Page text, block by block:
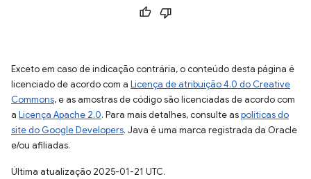
Exceto em caso de indicação contrária, o conteúdo desta página é
licenciado de acordo com a Licença de atribuição 4.0 do Creative
Commons, e as amostras de código são licenciadas de acordo com
a Licença Apache 2.0. Para mais detalhes, consulte aspolíticas do
site do Google Developers. Java é uma marca registrada da Oracle
e/ou afiliadas.
Última atualização 2025-01-21 UTC.